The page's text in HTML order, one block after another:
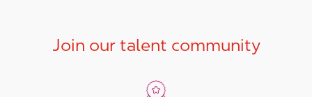
Join our talent community